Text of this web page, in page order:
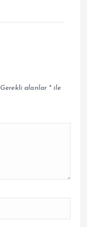
Gerekli alanlar *ile